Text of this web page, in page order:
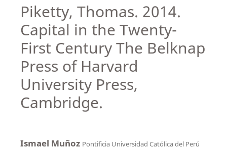
Piketty, Thomas. 2014.
Capital in the Twenty-
First Century The Belknap
Press of Harvard
University Press,
Cambridge.
Ismael Muñoz Pontificia Universidad Católica del Perú